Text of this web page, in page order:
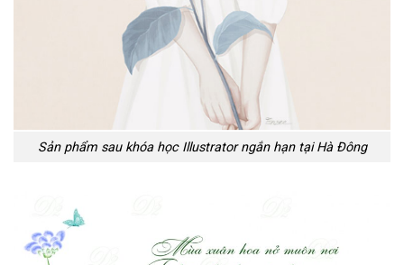
Sản phẩm sau khóa học Illustrator ngắn hạn tại Hà Đông